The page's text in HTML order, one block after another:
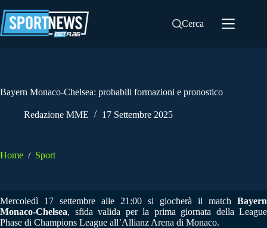
al
contenuto
Cerca
Bayern Monaco-Chelsea: probabili formazioni e pronostico
Redazione MME 17 Settembre 2025
Home / Sport
Mercoledì 17 settembre alle 21:00 si giocherà il match Bayern
Monaco-Chelsea, sfida valida per la prima giornata della League
Phase di Champions League all’Allianz Arena di Monaco.